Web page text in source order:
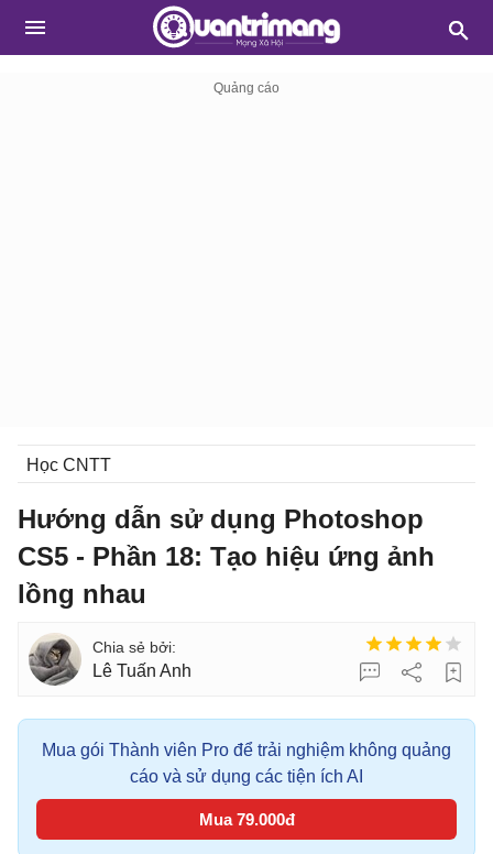
Học CNTT
Hướng dẫn sử dụng Photoshop
CS5 - Phần 18: Tạo hiệu ứng ảnh
lồng nhau
Lê Tuấn Anh
Mua gói Thành viên Pro để trải nghiệm không quảng
cáo và sử dụng các tiện ích AI
Mua 79.000đ